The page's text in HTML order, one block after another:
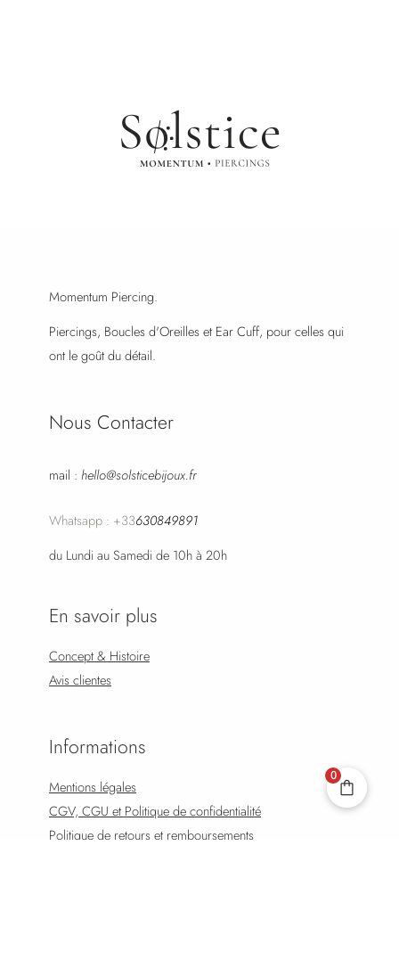
Momentum Piercing.
Piercings, Boucles d'Oreilles et Ear Cuff, pour celles qui
ont le goût du détail.
Nous Contacter
mail : hello@solsticebijoux.fr
Whatsapp : +33630849891
du Lundi au Samedi de 10h à 20h
En savoir plus
Concept & Histoire
Avis clientes
Informations
Mentions légales
CGV, CGU et Politique de confidentialité
Politique de retours et remboursements
0